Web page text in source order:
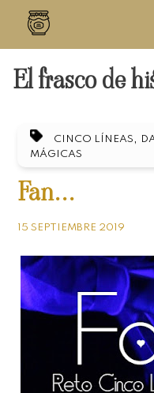
El frasco de
CINCO LÍNEAS ,
MÁGICAS
Fan...
15 SEPTIEMBRE 2019